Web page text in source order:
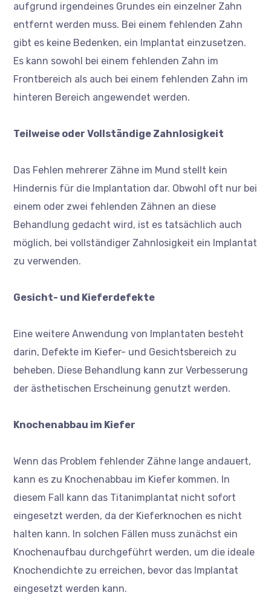
aufgrund irgendeines Grundes ein einzelner Zahn
entfernt werden muss. Bei einem fehlenden Zahn
gibt es keine Bedenken, ein Implantat einzusetzen.
Es kann sowohl bei einem fehlenden Zahn im
Frontbereich als auch bei einem fehlenden Zahn im
hinteren Bereich angewendet werden.
Teilweise oder Vollständige Zahnlosigkeit
Das Fehlen mehrerer Zähne im Mund stellt kein
Hindernis für die Implantation dar. Obwohl oft nur bei
einem oder zwei fehlenden Zähnen an diese
Behandlung gedacht wird, ist es tatsächlich auch
möglich, bei vollständiger Zahnlosigkeit ein Implantat
zu verwenden.
Gesicht- und Kieferdefekte
Eine weitere Anwendung von Implantaten besteht
darin, Defekte im Kiefer- und Gesichtsbereich zu
beheben. Diese Behandlung kann zur Verbesserung
der ästhetischen Erscheinung genutzt werden.
Knochenabbau im Kiefer
Wenn das Problem fehlender Zähne lange andauert,
kann es zu Knochenabbau im Kiefer kommen. In
diesem Fall kann das Titanimplantat nicht sofort
eingesetzt werden, da der Kieferknochen es nicht
halten kann. In solchen Fällen muss zunächst ein
Knochenaufbau durchgeführt werden, um die ideale
Knochendichte zu erreichen, bevor das Implantat
eingesetzt werden kann.